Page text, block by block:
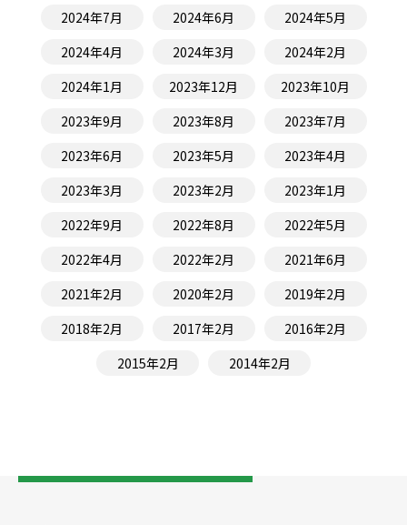
2024年7月
2024年6月
2024年5月
2024年4月
2024年3月
2024年2月
2024年1月
2023年12月
2023年10月
2023年9月
2023年8月
2023年7月
2023年6月
2023年5月
2023年4月
2023年3月
2023年2月
2023年1月
2022年9月
2022年8月
2022年5月
2022年4月
2022年2月
2021年6月
2021年2月
2020年2月
2019年2月
2018年2月
2017年2月
2016年2月
2015年2月
2014年2月